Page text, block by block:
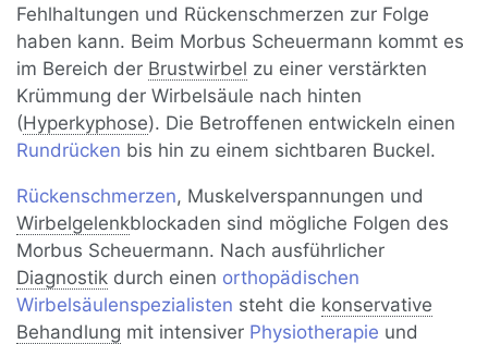
Fehlhaltungen und Rückenschmerzen zur Folge
haben kann. Beim Morbus Scheuermann kommt es
im Bereich der Brustwirbel zu einer verstärkten
Krümmung der Wirbelsäule nach hinten
(Hyperkyphose). Die Betroffenen entwickeln einen
Rundrücken bis hin zu einem sichtbaren Buckel.
Rückenschmerzen, Muskelverspannungen und
Wirbelgelenkblockaden sind mögliche Folgen des
Morbus Scheuermann. Nach ausführlicher
Diagnostik durch einen orthopädischen
Wirbelsäulenspezialisten steht die konservative
Behandlung mit intensiver Physiotherapie und